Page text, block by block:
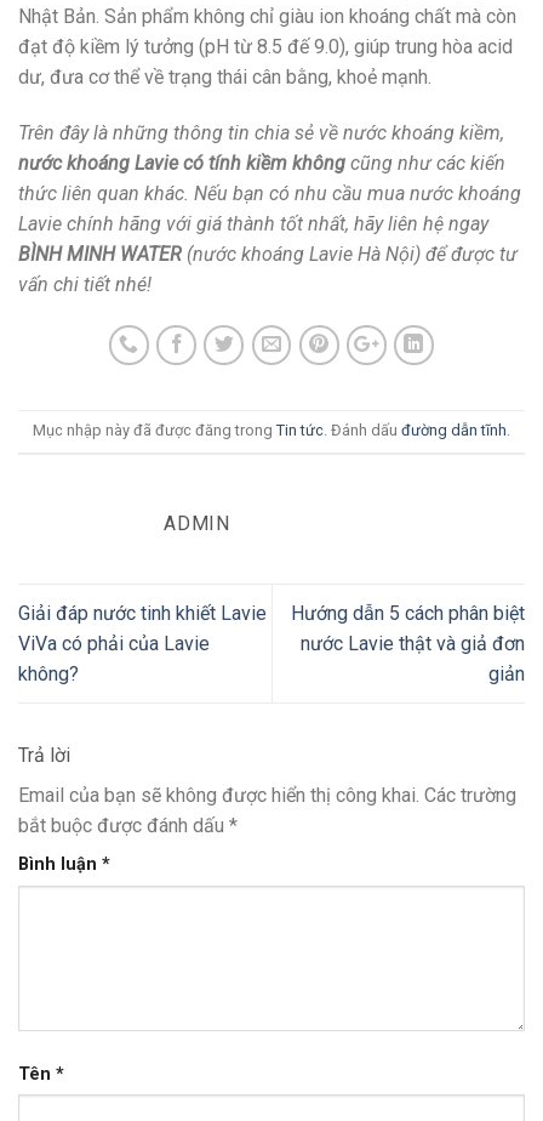
Nhật Bản. Sản phẩm không chỉ giàu ion khoáng chất mà còn
đạt độ kiềm lý tưởng (pH từ 8.5 đế 9.0), giúp trung hòa acid
dư, đưa cơ thể về trạng thái cân bằng, khoẻ mạnh.
Trên đây là những thông tin chia sẻ về nước khoáng kiềm,
nước khoáng Lavie có tính kiềm không cũng như các kiến
thức liên quan khác. Nếu bạn có nhu cầu mua nước khoáng
Lavie chính hãng với giá thành tốt nhất, hãy liên hệ ngay
BÌNH MINH WATER (nước khoáng Lavie Hà Nội) để được tư
vấn chi tiết nhé!
Mục nhập này đã được đăng trong Tin tức. Đánh dấu đường dẫn tĩnh.
ADMIN
Giải đáp nước tinh khiết Lavie
ViVa có phải của Lavie
không?
Hướng dẫn 5 cách phân biệt
nước Lavie thật và giả đơn
giản
Trả lời
Email của bạn sẽ không được hiển thị công khai. Các trường
bắt buộc được đánh dấu *
Bình luận *
Tên *